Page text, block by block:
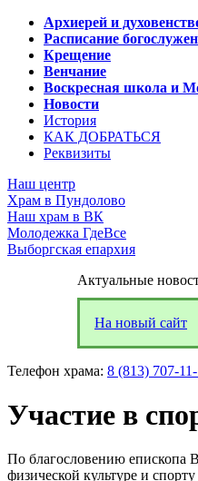
Архиерей и
Расписание
Крещение
Венчание
Воскресная школа и
Новости
История
КАК ДОБРАТЬСЯ
Реквизиты
Наш центр
Храм в Пундолово
Наш храм в ВК
Молодежка ГдеВсе
Выборгская епархия
Актуальные
На новый сайт
Телефон храма: 8 (813) 707-11-
Участие в
По благословению епископа
физической культуре и